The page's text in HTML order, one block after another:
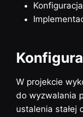
W projekcie
do wyzwalania
ustalenia stałej